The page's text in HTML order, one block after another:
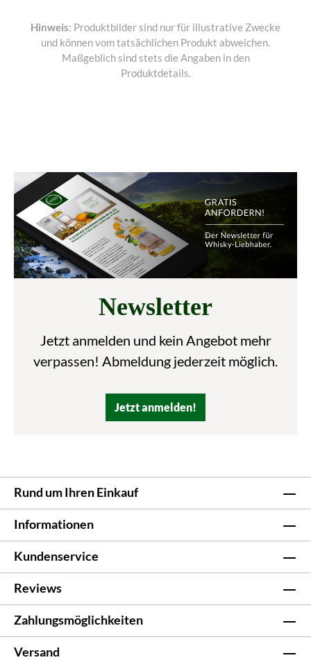
Hinweis: Produktbilder sind nur für illustrative Zwecke
und können vom tatsächlichen Produkt abweichen.
Maßgeblich sind stets die Angaben in den
Produktdetails.
Newsletter
Jetzt anmelden und kein Angebot mehr
verpassen! Abmeldung jederzeit möglich.
Jetzt anmelden!
Rund um Ihren Einkauf
Informationen
Kundenservice
Reviews
Zahlungsmöglichkeiten
Versand